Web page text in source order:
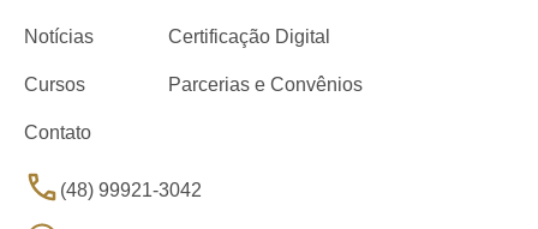
Notícias Certificação Digital
Cursos Parcerias e Convênios
Contato
(48) 99921-3042